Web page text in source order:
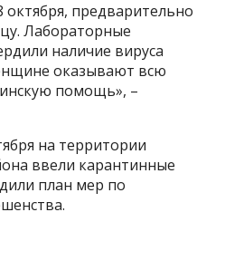
предварительно
Лабораторные
наличие вируса
оказывают всю
помощь», –
на территории
ввели карантинные
план мер по